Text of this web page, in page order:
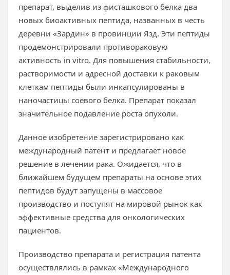
препарат, выделив из фисташкового белка два
новых биоактивных пептида, названных в честь
деревни «Зардин» в провинции Язд. Эти пептиды
продемонстрировали противораковую
активность in vitro. Для повышения стабильности,
растворимости и адресной доставки к раковым
клеткам пептиды были инкапсулированы в
наночастицы соевого белка. Препарат показал
значительное подавление роста опухоли.
Данное изобретение зарегистрировано как
международный патент и предлагает новое
решение в лечении рака. Ожидается, что в
ближайшем будущем препараты на основе этих
пептидов будут запущены в массовое
производство и поступят на мировой рынок как
эффективные средства для онкологических
пациентов.
Производство препарата и регистрация патента
осуществлялись в рамках «Международного